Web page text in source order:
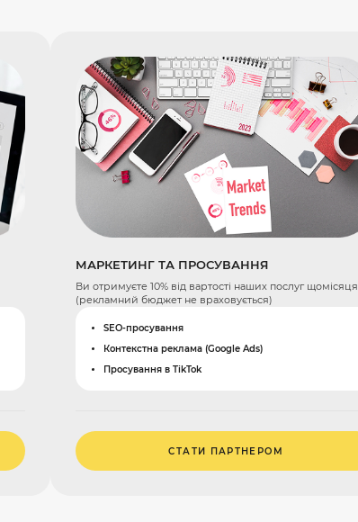
МАРКЕТИНГ ТА ПРОСУВАННЯ
Ви отримуєте 10% від вартості наших послуг щомісяця
(рекламний бюджет не враховується)
SEO-просування
Контекстна реклама (Google Ads)
Просування в TikTok
СТАТИ ПАРТНЕРОМ